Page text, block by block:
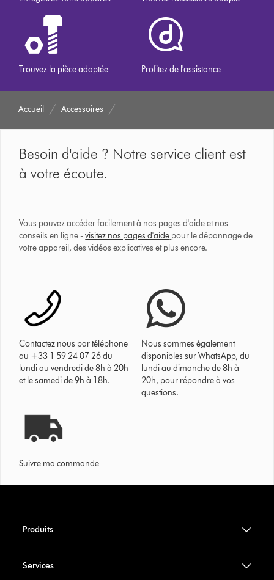
Trouvez la pièce adaptée Profitez de l'assistance
Accueil Accessoires
Besoin d'aide ? Notre service client est
à votre écoute.
Vous pouvez accéder facilement à nos pages d'aide et nos
conseils en ligne -visitez nos pages d'aide pour le dépannage de
votre appareil, des vidéos explicatives et plus encore.
Contactez nous par téléphone
au +33 1 59 24 07 26 du
lundi au vendredi de 8h à 20h
et le samedi de 9h à 18h.
Nous sommes également
disponibles sur WhatsApp, du
lundi au dimanche de 8h à
20h, pour répondre à vos
questions.
Suivre ma commande
Produits
Services